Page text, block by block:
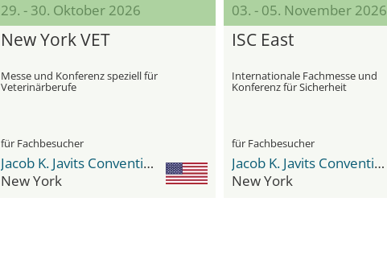
29. - 30. Oktober 2026
New York VET
Messe und Konferenz speziell für
Veterinärberufe
für Fachbesucher
Jacob K. Javits Convention Center
New York
03. - 05. November 2026
ISC East
Internationale Fachmesse und
Konferenz für Sicherheit
für Fachbesucher
Jacob K. Javits Convention Center
New York